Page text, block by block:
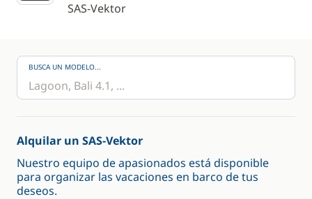
SAS-Vektor
BUSCA UN MODELO...
Alquilar un SAS-Vektor
Nuestro equipo de apasionados está disponible
para organizar las vacaciones en barco de tus
deseos.